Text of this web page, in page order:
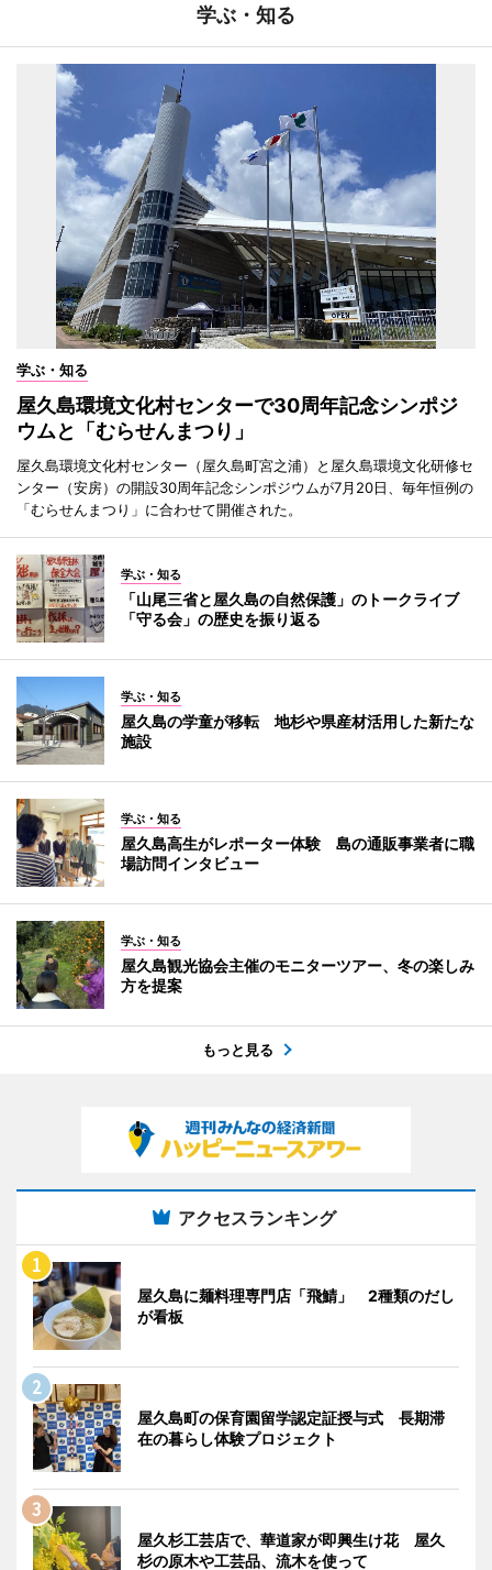
学ぶ・知る
学ぶ・知る
屋久島環境文化村センターで30周年記念シンポジ
ウムと「むらせんまつり」
屋久島環境文化村センター（屋久島町宮之浦）と屋久島環境文化研修セ
ンター（安房）の開設30周年記念シンポジウムが7月20日、毎年恒例の
「むらせんまつり」に合わせて開催された。
学ぶ・知る
「山尾三省と屋久島の自然保護」のトークライブ
「守る会」の歴史を振り返る
学ぶ・知る
屋久島の学童が移転 地杉や県産材活用した新たな
施設
学ぶ・知る
屋久島高生がレポーター体験 島の通販事業者に職
場訪問インタビュー
学ぶ・知る
屋久島観光協会主催のモニターツアー、冬の楽しみ
方を提案
もっと見る
アクセスランキング
屋久島に麺料理専門店「飛鯖」 2種類のだし
が看板
屋久島町の保育園留学認定証授与式 長期滞
在の暮らし体験プロジェクト
屋久杉工芸店で、華道家が即興生け花 屋久
杉の原木や工芸品、流木を使って